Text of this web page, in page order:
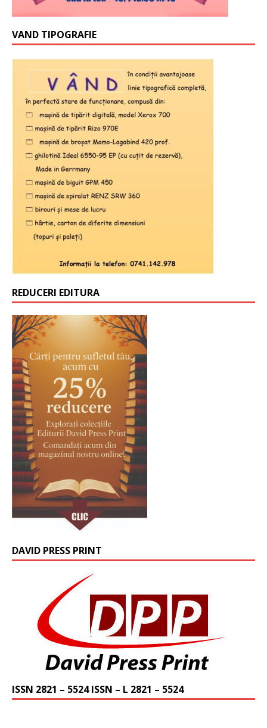
VAND TIPOGRAFIE
REDUCERI EDITURA
DAVID PRESS PRINT
ISSN 2821 – 5524 ISSN – L 2821 – 5524